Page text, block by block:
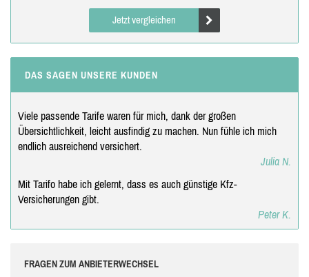
Jetzt vergleichen
DAS SAGEN UNSERE KUNDEN
Viele passende Tarife waren für mich, dank der großen
Übersichtlichkeit, leicht ausfindig zu machen. Nun fühle ich mich
endlich ausreichend versichert.
Julia N.
Mit Tarifo habe ich gelernt, dass es auch günstige Kfz-
Versicherungen gibt.
Peter K.
FRAGEN ZUM ANBIETERWECHSEL